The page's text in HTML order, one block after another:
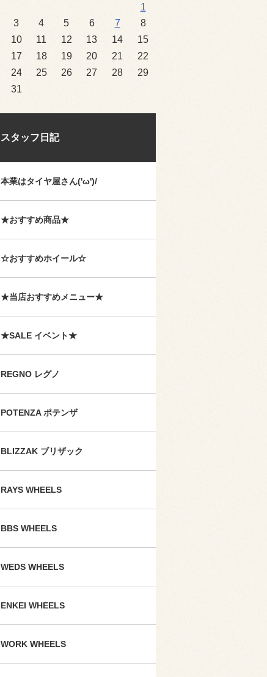
1
3 4 5 6 7
8
10 11 12 13 14
15
17 18 19 20 21
22
24 25 26 27 28
29
31
スタッフ日記
本業はタイヤ屋さん('ω')/
★おすすめ商品★
☆おすすめホイール☆
★当店おすすめメニュー★
★SALE イベント★
REGNO レグノ
POTENZA ポテンザ
BLIZZAK ブリザック
RAYS WHEELS
BBS WHEELS
WEDS WHEELS
ENKEI WHEELS
WORK WHEELS